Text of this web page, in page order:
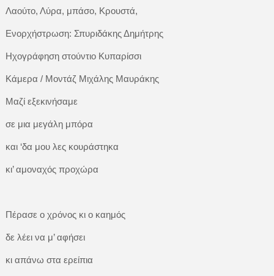
Λαούτο, Λύρα, μπάσο, Κρουστά,
Ενορχήστρωση: Σπυριδάκης Δημήτρης
Ηχογράφηση στούντιο Κυπαρίσσι
Κάμερα / Μοντάζ Μιχάλης Μαυράκης
Μαζί εξεκινήσαμε
σε μια μεγάλη μπόρα
και ‘δα μου λες κουράστηκα
κι’ αμοναχός προχώρα
Πέρασε ο χρόνος κι ο καημός
δε λέει να μ’ αφήσει
κι απάνω στα ερείπια